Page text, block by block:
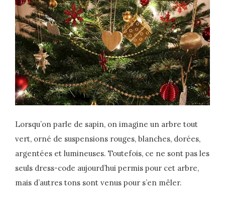
Lorsqu’on parle de sapin, on imagine un arbre tout
vert, orné de suspensions rouges, blanches, dorées,
argentées et lumineuses. Toutefois, ce ne sont pas les
seuls dress-code aujourd’hui permis pour cet arbre,
mais d’autres tons sont venus pour s’en mêler.